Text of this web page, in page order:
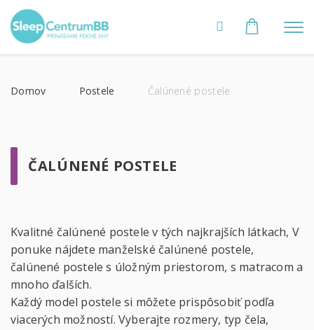
Domov Postele Čalúnené postele
ČALÚNENÉ POSTELE
Kvalitné čalúnené postele v tých najkrajších látkach, V
ponuke nájdete manželské čalúnené postele,
čalúnené postele s úložným priestorom, s matracom a
mnoho ďalších.
Každý model postele si môžete prispôsobiť podľa
viacerých možností. Vyberajte rozmery, typ čela,